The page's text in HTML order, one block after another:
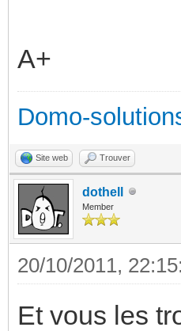
A+
Domo-
Site web Trouver
dothell
Member
20/10/2011,
Et vous les